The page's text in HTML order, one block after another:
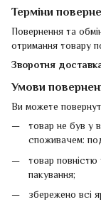
Терміни
Повернення та
отримання товару
Зворотня
Умови
Ви можете
товар не був у
споживачем:
товар
пакування;
збережено всі